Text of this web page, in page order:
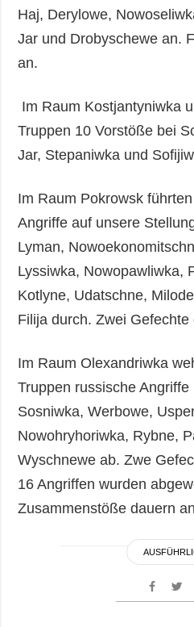
Haj, Derylowe,
Jar und Drobyschewe an.
an.
Im Raum Kostjantyniwka
Truppen 10 Vorstöße bei
Jar, Stepaniwka und
Im Raum Pokrowsk
Angriffe auf unsere
Lyman,
Lyssiwka, Nowopawliwka,
Kotlyne, Udatschne,
Filija durch. Zwei Gefechte
Im Raum Olexandriwka
Truppen russische
Sosniwka, Werbowe,
Nowohryhoriwka, Rybne,
Wyschnewe ab. Zwe
16 Angriffen wurden
Zusammenstöße dauern